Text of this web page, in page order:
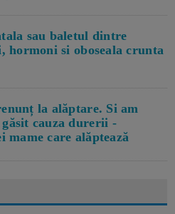
sau baletul dintre
hormoni si oboseala crunta
la alăptare. Si am
cauza durerii -
mame care alăptează